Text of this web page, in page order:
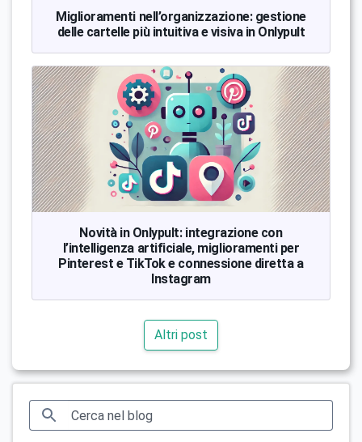
Miglioramenti nell’organizzazione: gestione
delle cartelle più intuitiva e visiva in Onlypult
Novità in Onlypult: integrazione con
l’intelligenza artificiale, miglioramenti per
Pinterest e TikTok e connessione diretta a
Instagram
Altri post